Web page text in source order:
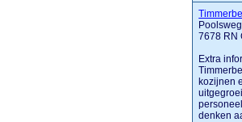
7678 RN
Extra
kozijnen
denken